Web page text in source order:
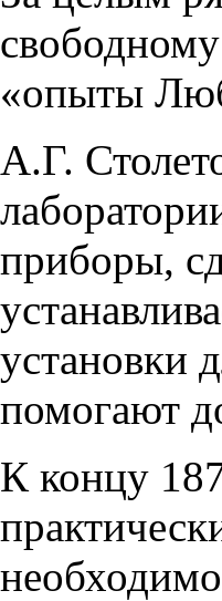
«опыты
А.Г.
приборы,
установки
помогают
К концу